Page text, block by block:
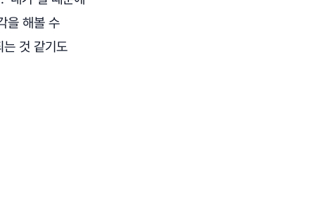
을 해볼 수
는 것 같기도